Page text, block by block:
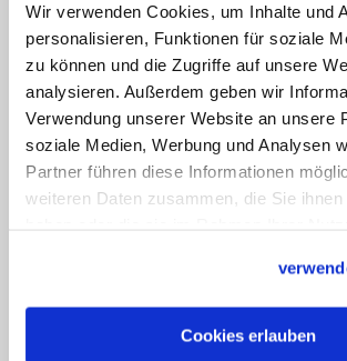
Wir verwenden Cookies, um Inhalte und
personalisieren, Funktionen für soziale
zu können und die Zugriffe auf unsere
analysieren. Außerdem geben wir
Verwendung unserer Website an unsere
soziale Medien, Werbung und Analysen
Partner führen diese Informationen
weiteren Daten zusammen, die Sie
Cookies erlauben
Eine solche "Brisur" habe
Änderung des
angezeigt, erklärt
Ende seiner fünfseitigen
folgt jedoch die
Heiligkeit Benedikt XVI. habe
für seine interessanten
vorziehe, kein neues Wappen
heißt es da. In Klammern
der Hinweis: "Diese